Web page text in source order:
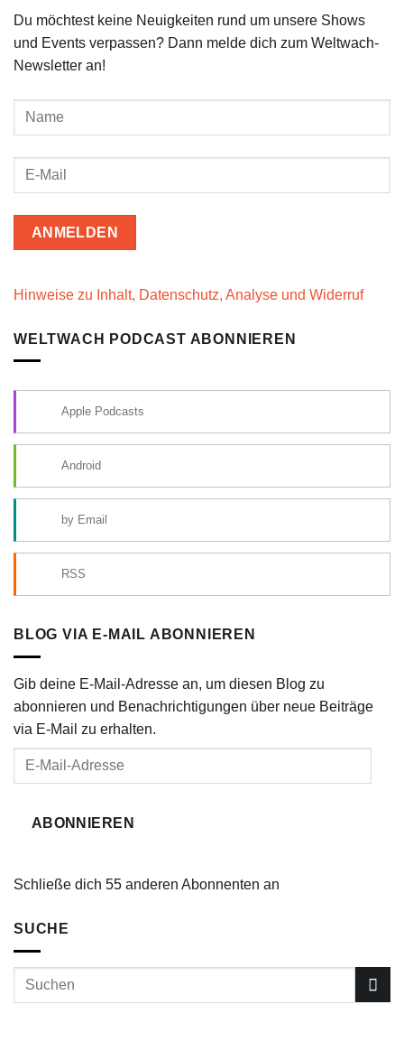
Du möchtest keine Neuigkeiten rund um unsere Shows
und Events verpassen? Dann melde dich zum Weltwach-
Newsletter an!
Hinweise zu Inhalt, Datenschutz, Analyse und Widerruf
WELTWACH PODCAST ABONNIEREN
Apple Podcasts
Android
by Email
RSS
BLOG VIA E-MAIL ABONNIEREN
Gib deine E-Mail-Adresse an, um diesen Blog zu
abonnieren und Benachrichtigungen über neue Beiträge
via E-Mail zu erhalten.
ABONNIEREN
Schließe dich 55 anderen Abonnenten an
SUCHE